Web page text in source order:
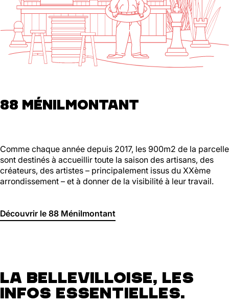
88 MÉNILMONTANT
Comme chaque année depuis 2017, les 900m2 de la parcelle
sont destinés à accueillir toute la saison des artisans, des
créateurs, des artistes – principalement issus du XXème
arrondissement – et à donner de la visibilité à leur travail.
Découvrir le 88 Ménilmontant
La Bellevilloise, les
infos essentielles.